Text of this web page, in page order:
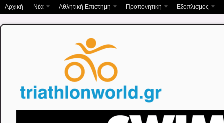
Αρχική Νέα Αθλητική Επιστήμη Προπονητική Εξοπλισμός